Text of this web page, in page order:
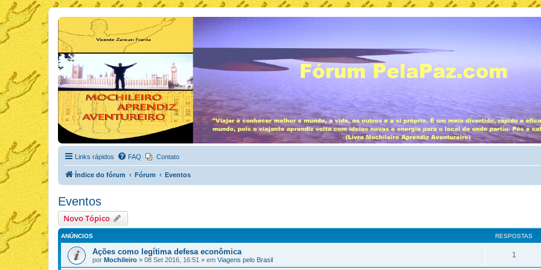
Links rápidos FAQ Contato
Índice do fórum Fórum Eventos
Eventos
Novo Tópico
ANÚNCIOS RESPOSTAS
Ações como legítima defesa econômica
por Mochileiro » 08 Set 2016, 16:51 » em Viagens pelo Brasil
1